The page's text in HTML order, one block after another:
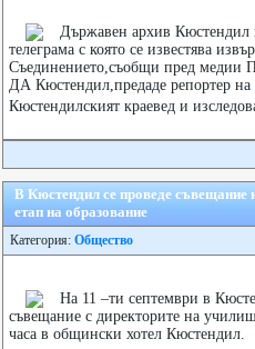
Държавен архив Кюстендил
телеграма с която се известява
Съединението,съобщи пред медии
ДА Кюстендил,предаде репортер на
Кюстендилският краевед и
В Кюстендил се проведе съвещание
етап на образование
Категория: Общество
На 11 –ти септември в
съвещание с директорите на
часа в общински хотел Кюстендил.